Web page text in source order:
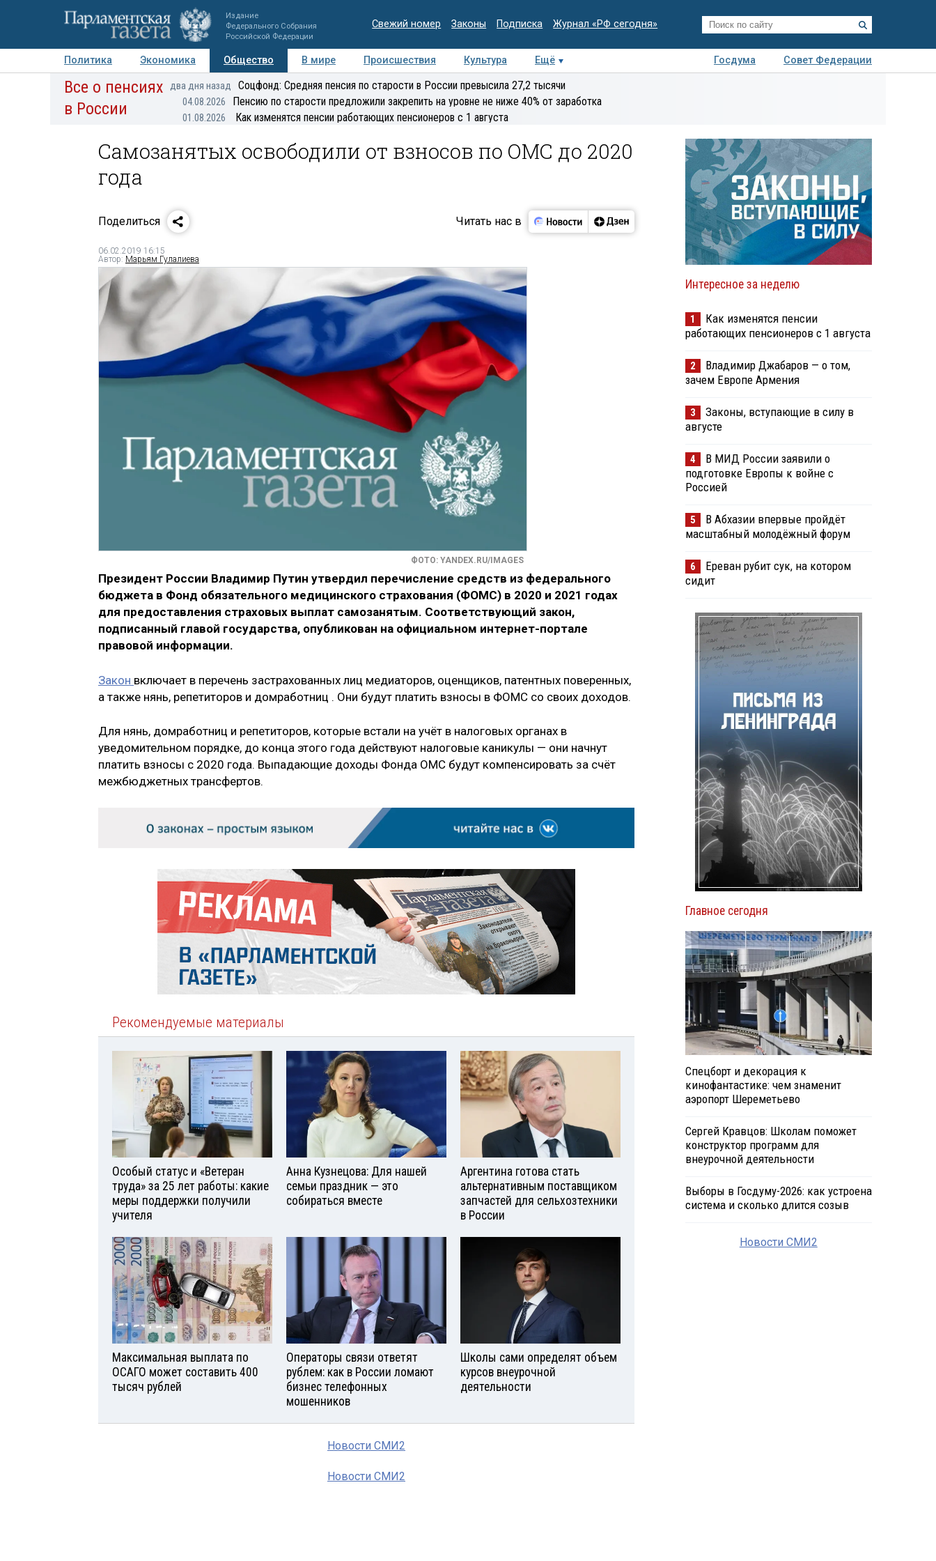
Издание
Федерального Собрания
Российской Федерации
Свежий номер Законы Подписка Журнал «РФ сегодня»
Политика Экономика Общество В мире Происшествия Культура Ещё Госдума
Совет Федерации
Авторы Персоны Мнения Регионы Медиацентр Интервью Колумнисты
Все о пенсиях
в России
два дня назад Соцфонд: Средняя пенсия по старости в России превысила 27,2 тысячи
04.08.2026 Пенсию по старости предложили закрепить на уровне не ниже 40% от заработка
01.08.2026 Как изменятся пенсии работающих пенсионеров с 1 августа
Самозанятых освободили от взносов по ОМС до 2020
года
Поделиться Читать нас в
06.02.2019 16:15
Автор: Марьям Гулалиева
ФОТО: YANDEX.RU/IMAGES
Президент России Владимир Путин утвердил перечисление средств из федерального
бюджета в Фонд обязательного медицинского страхования (ФОМС) в 2020 и 2021 годах
для предоставления страховых выплат самозанятым. Соответствующий закон,
подписанный главой государства, опубликован на официальном интернет-портале
правовой информации.
Закон включает в перечень застрахованных лиц медиаторов, оценщиков, патентных поверенных,
а также нянь, репетиторов и домработниц . Они будут платить взносы в ФОМС со своих доходов.
Для нянь, домработниц и репетиторов, которые встали на учёт в налоговых органах в
уведомительном порядке, до конца этого года действуют налоговые каникулы — они начнут
платить взносы с 2020 года. Выпадающие доходы Фонда ОМС будут компенсировать за счёт
межбюджетных трансфертов.
Рекомендуемые материалы
Особый статус и «Ветеран
труда» за 25 лет работы: какие
меры поддержки получили
учителя
Анна Кузнецова: Для нашей
семьи праздник — это
собираться вместе
Аргентина готова стать
альтернативным поставщиком
запчастей для сельхозтехники
в России
Максимальная выплата по
ОСАГО может составить 400
тысяч рублей
Операторы связи ответят
рублем: как в России ломают
бизнес телефонных
мошенников
Школы сами определят объем
курсов внеурочной
деятельности
Новости СМИ2
Новости СМИ2
Интересное за неделю
1
Как изменятся пенсии
работающих пенсионеров с 1 августа
2
Владимир Джабаров — о том,
зачем Европе Армения
3
Законы, вступающие в силу в
августе
4
В МИД России заявили о
подготовке Европы к войне с
Россией
5
В Абхазии впервые пройдёт
масштабный молодёжный форум
6
Ереван рубит сук, на котором
сидит
Главное сегодня
Спецборт и декорация к
кинофантастике: чем знаменит
аэропорт Шереметьево
Сергей Кравцов: Школам поможет
конструктор программ для
внеурочной деятельности
Выборы в Госдуму-2026: как устроена
система и сколько длится созыв
Новости СМИ2